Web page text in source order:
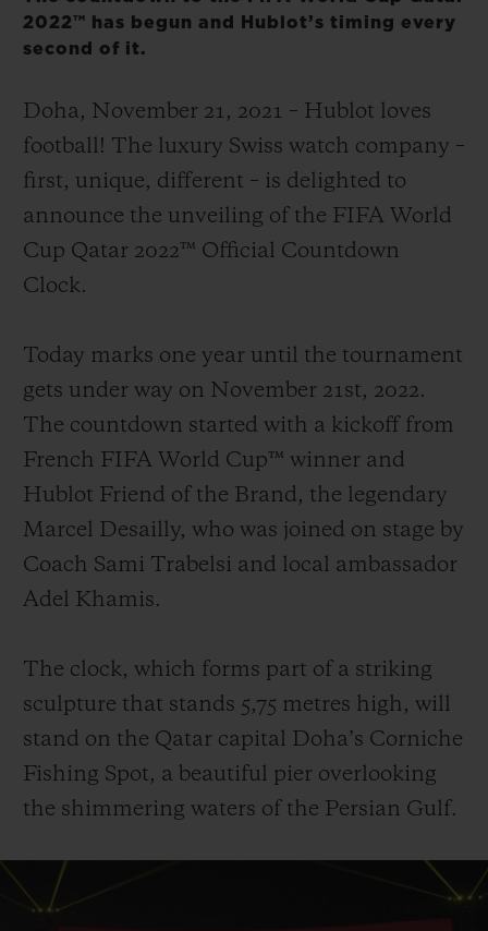
2022™ has begun and Hublot’s timing every
second of it.
Doha, November 21, 2021 – Hublot loves
football! The luxury Swiss watch company –
first, unique, different – is delighted to
announce the unveiling of the FIFA World
Cup Qatar 2022™ Official Countdown
Clock.
Today marks one year until the tournament
gets under way on November 21st, 2022.
The countdown started with a kickoff from
French FIFA World Cup™ winner and
Hublot Friend of the Brand, the legendary
Marcel Desailly, who was joined on stage by
Coach Sami Trabelsi and local ambassador
Adel Khamis.
The clock, which forms part of a striking
sculpture that stands 5,75 metres high, will
stand on the Qatar capital Doha’s Corniche
Fishing Spot, a beautiful pier overlooking
the shimmering waters of the Persian Gulf.
예상 배송일
안전한 결제
기프트 파우치
연락처